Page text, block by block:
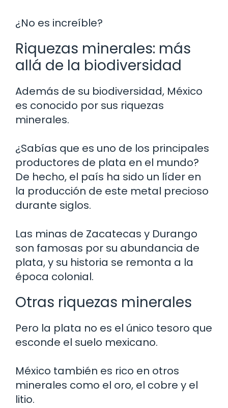
¿No es increíble?
Riquezas minerales: más
allá de la biodiversidad
Además de su biodiversidad, México
es conocido por sus riquezas
minerales.
¿Sabías que es uno de los principales
productores de plata en el mundo?
De hecho, el país ha sido un líder en
la producción de este metal precioso
durante siglos.
Las minas de Zacatecas y Durango
son famosas por su abundancia de
plata, y su historia se remonta a la
época colonial.
Otras riquezas minerales
Pero la plata no es el único tesoro que
esconde el suelo mexicano.
México también es rico en otros
minerales como el oro, el cobre y el
litio.